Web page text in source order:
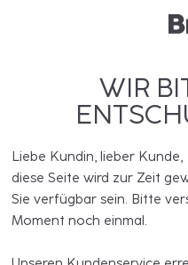
WIR
Liebe Kundin, lieber Kunde,
diese Seite wird zur Zeit
Sie verfügbar sein. Bitte
Moment noch einmal.